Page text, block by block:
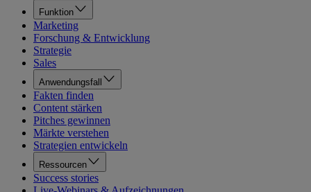
Funktion
Marketing
Forschung & Entwicklung
Strategie
Sales
Anwendungsfall
Fakten finden
Content stärken
Pitches gewinnen
Märkte verstehen
Strategien entwickeln
Ressourcen
Success stories